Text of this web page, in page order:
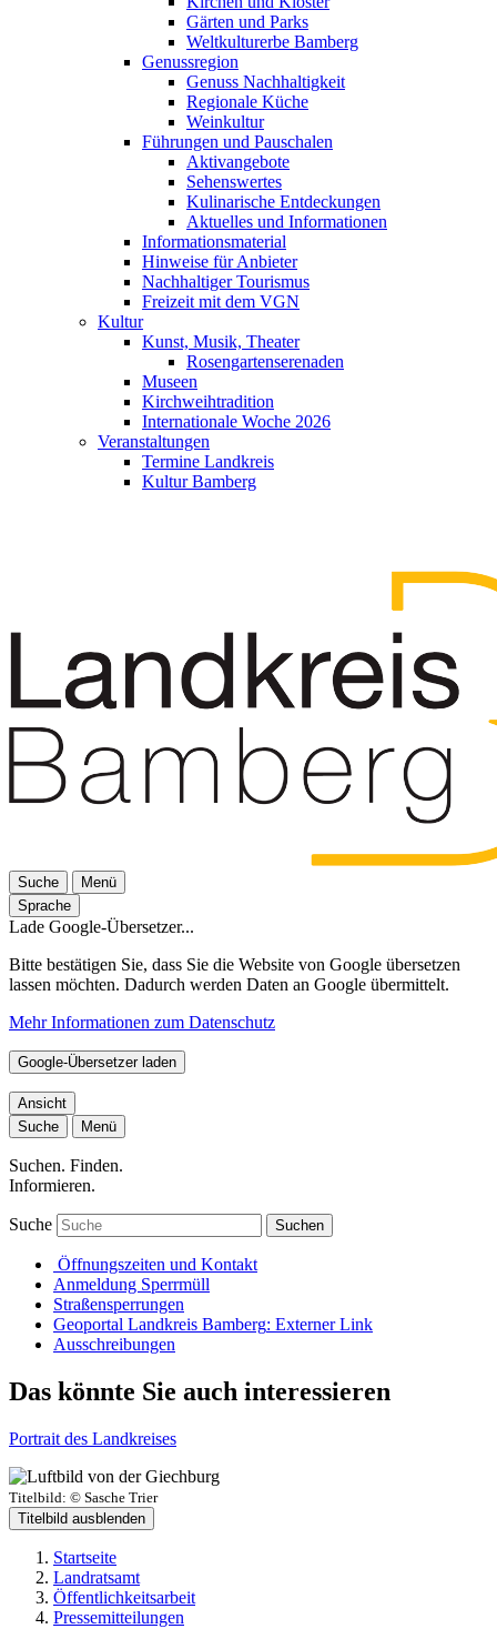
Gärten und Parks
Weltkulturerbe Bamberg
Genussregion
Genuss Nachhaltigkeit
Regionale Küche
Weinkultur
Führungen und Pauschalen
Aktivangebote
Sehenswertes
Kulinarische Entdeckungen
Aktuelles und Informationen
Informationsmaterial
Hinweise für Anbieter
Nachhaltiger Tourismus
Freizeit mit dem VGN
Kultur
Kunst, Musik, Theater
Rosengartenserenaden
Museen
Kirchweihtradition
Internationale Woche 2026
Veranstaltungen
Termine Landkreis
Kultur Bamberg
Suche
Menü
Sprache
Lade Google-Übersetzer...
Bitte bestätigen Sie, dass Sie die Website von Google übersetzen
lassen möchten. Dadurch werden Daten an Google übermittelt.
Mehr Informationen zum Datenschutz
Google-Übersetzer laden
Ansicht
Suche
Menü
Suchen. Finden.
Informieren.
Suche Suchen
Öffnungszeiten und Kontakt
Anmeldung Sperrmüll
Straßensperrungen
Geoportal Landkreis Bamberg: Externer Link
Ausschreibungen
Das könnte Sie auch interessieren
Portrait des Landkreises
Titelbild: © Sasche Trier
Titelbild ausblenden
Startseite
Landratsamt
Öffentlichkeitsarbeit
Pressemitteilungen